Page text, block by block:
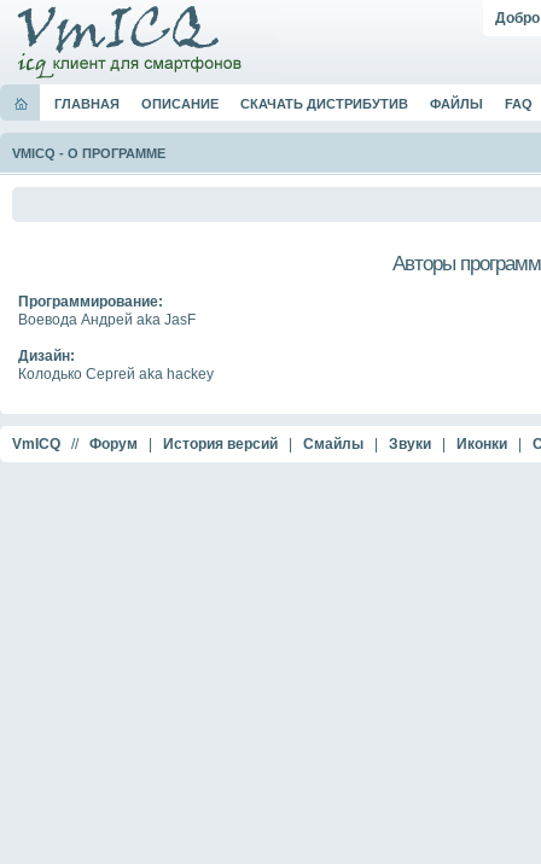
ГЛАВНАЯ ОПИСАНИЕ СКАЧАТЬ ДИСТРИБУТИВ ФАЙЛЫ FAQ
VMICQ - О ПРОГРАММЕ
Авторы
Программирование:
Воевода Андрей aka JasF
Дизайн:
Колодько Сергей aka hackey
VmICQ // Форум | История версий | Смайлы | Звуки | Иконки |